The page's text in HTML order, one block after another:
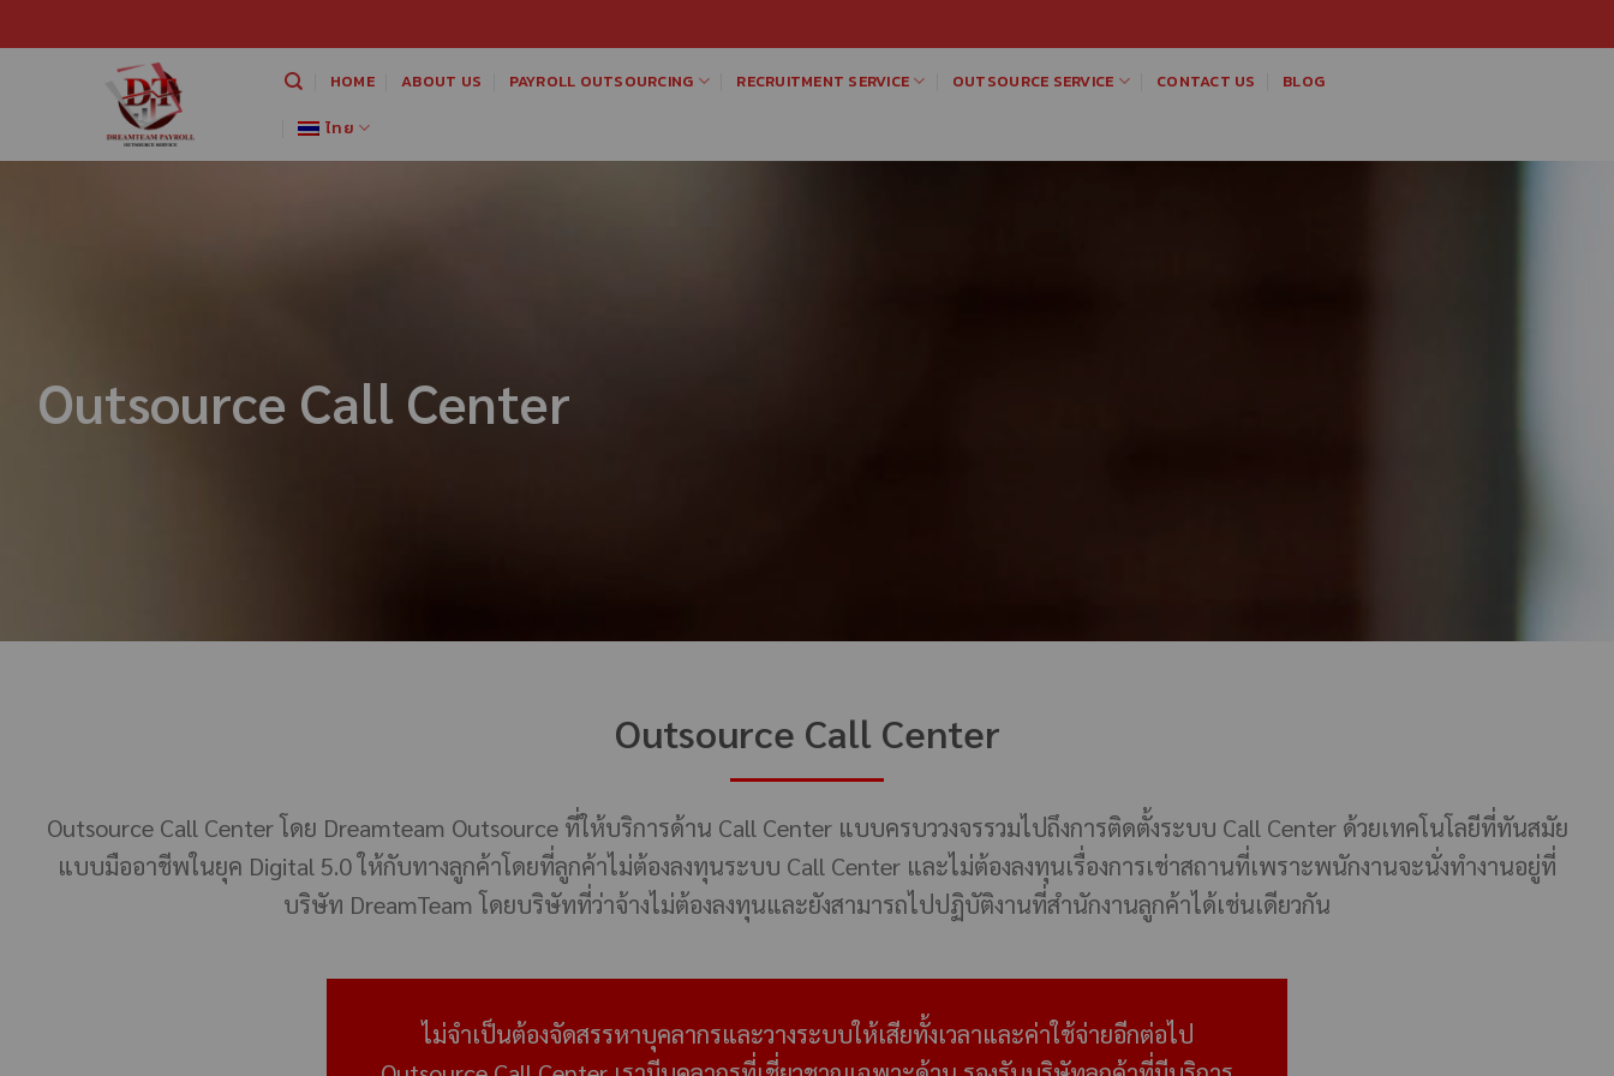
HOME ABOUT US PAYROLL OUTSOURCING RECRUITMENT SERVICE OUTSOURCE SERVICE CONTACT US BLOG
ไทย
Outsource Call Center
Outsource Call Center
Outsource Call Center โดย Dreamteam Outsource ที่ให้บริการด้าน Call Center แบบครบววงจรรวมไปถึงการติดตั้งระบบ Call Center ด้วยเทคโนโลยีที่ทันสมัย
แบบมืออาชีพในยุค Digital 5.0 ให้กับทางลูกค้าโดยที่ลูกค้าไม่ต้องลงทุนระบบ Call Center และไม่ต้องลงทุนเรื่องการเช่าสถานที่เพราะพนักงานจะนั่งทำงานอยู่ที่
บริษัท DreamTeam โดยบริษัทที่ว่าจ้างไม่ต้องลงทุนและยังสามารถไปปฏิบัติงานที่สำนักงานลูกค้าได้เช่นเดียวกัน
ไม่จำเป็นต้องจัดสรรหาบุคลากรและวางระบบให้เสียทั้งเวลาและค่าใช้จ่ายอีกต่อไป